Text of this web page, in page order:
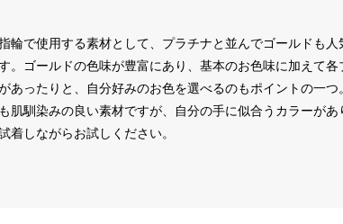
輪で使用する素材として、プラチナと並んでゴールドも人
。ゴールドの色味が豊富にあり、基本のお色味に加えて各
あったりと、自分好みのお色を選べるのもポイントの一つ
肌馴染みの良い素材ですが、自分の手に似合うカラーがあ
着しながらお試しください。